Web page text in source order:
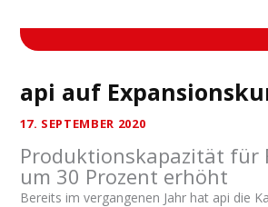
api auf
17. SEPTEMBER 2020
Produktionskapazität für
um 30 Prozent erhöht
Bereits im vergangenen Jahr hat api die